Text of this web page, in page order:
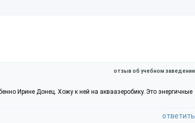
отзыв об учебном заведении
Ирине Донец. Хожу к ней на аквааэеробику. Это энергичные
ответить